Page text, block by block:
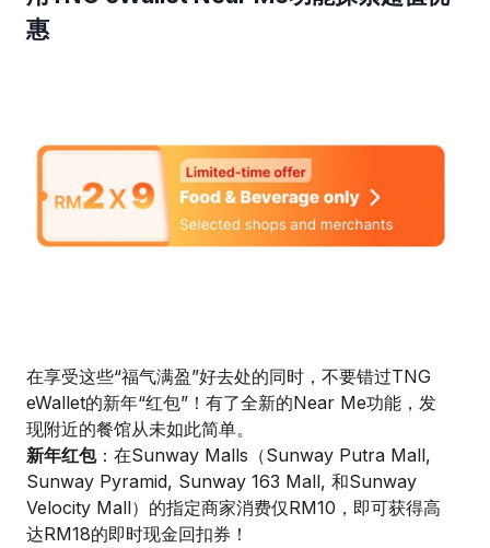
惠
在享受这些“福气满盈”好去处的同时，不要错过TNG
eWallet的新年“红包”！有了全新的Near Me功能，发
现附近的餐馆从未如此简单。
新年红包：在Sunway Malls（Sunway Putra Mall,
Sunway Pyramid, Sunway 163 Mall, 和Sunway
Velocity Mall）的指定商家消费仅RM10，即可获得高
达RM18的即时现金回扣券！